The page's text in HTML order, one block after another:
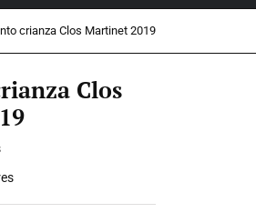
crianza Clos Martinet 2019
Clos